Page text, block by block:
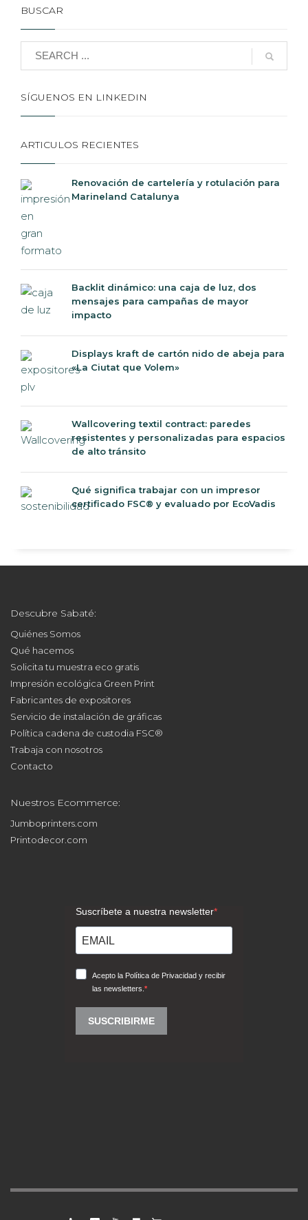
BUSCAR
SÍGUENOS EN LINKEDIN
ARTICULOS RECIENTES
Renovación de cartelería y rotulación para
Marineland Catalunya
Backlit dinámico: una caja de luz, dos
mensajes para campañas de mayor
impacto
Displays kraft de cartón nido de abeja para
«La Ciutat que Volem»
Wallcovering textil contract: paredes
resistentes y personalizadas para espacios
de alto tránsito
Qué significa trabajar con un impresor
certificado FSC® y evaluado por EcoVadis
Descubre Sabaté:
Quiénes Somos
Qué hacemos
Solicita tu muestra eco gratis
Impresión ecológica Green Print
Fabricantes de expositores
Servicio de instalación de gráficas
Política cadena de custodia FSC®
Trabaja con nosotros
Contacto
Nuestros Ecommerce:
Jumboprinters.com
Printodecor.com